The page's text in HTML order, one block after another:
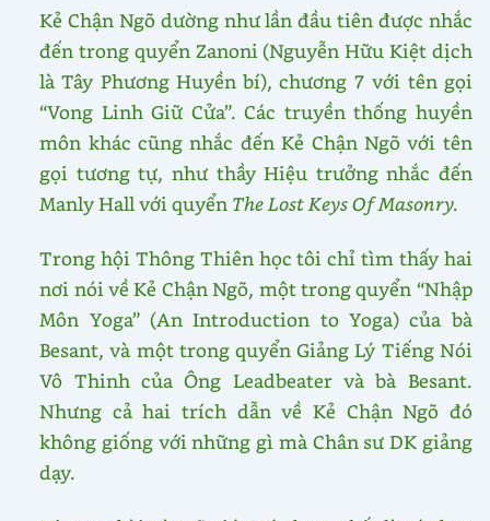
Kẻ Chận Ngõ dường như lần đầu tiên được nhắc
đến trong quyển Zanoni (Nguyễn Hữu Kiệt dịch
là Tây Phương Huyền bí), chương 7 với tên gọi
“Vong Linh Giữ Cửa”. Các truyền thống huyền
môn khác cũng nhắc đến Kẻ Chận Ngõ với tên
gọi tương tự, như thầy Hiệu trưởng nhắc đến
Manly Hall với quyển The Lost Keys Of Masonry.
Trong hội Thông Thiên học tôi chỉ tìm thấy hai
nơi nói về Kẻ Chận Ngõ, một trong quyển “Nhập
Môn Yoga” (An Introduction to Yoga) của bà
Besant, và một trong quyển Giảng Lý Tiếng Nói
Vô Thinh của Ông Leadbeater và bà Besant.
Nhưng cả hai trích dẫn về Kẻ Chận Ngõ đó
không giống với những gì mà Chân sư DK giảng
dạy.